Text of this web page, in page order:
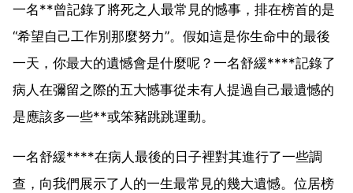
一名**曾記錄了將死之人最常見的憾事，排在榜首的是
“希望自己工作別那麼努力”。假如這是你生命中的最後
一天，你最大的遺憾會是什麼呢？一名舒緩****記錄了
病人在彌留之際的五大憾事從未有人提過自己最遺憾的
是應該多一些**或笨豬跳跳運動。
一名舒緩****在病人最後的日子裡對其進行了一些調
查，向我們展示了人的一生最常見的幾大遺憾。位居榜